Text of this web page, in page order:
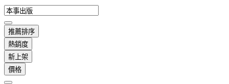
推薦排序
熱銷度
新上架
價格